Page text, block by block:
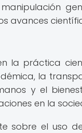
avances
la práctica
la
y el
en la
sobre el uso